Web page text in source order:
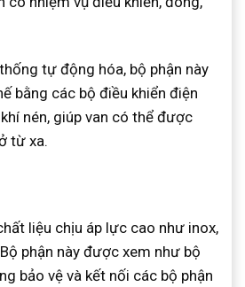
tự động hóa, bộ phận này
bằng các bộ điều khiển điện
nén, giúp van có thể được
từ xa.
liệu chịu áp lực cao như inox,
phận này được xem như bộ
bảo vệ và kết nối các bộ phận